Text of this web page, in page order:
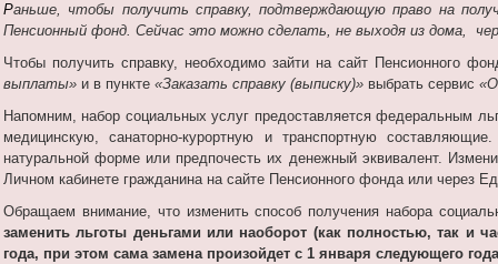
Раньше, чтобы получить справку, подтверждающую право на
Пенсионный фонд. Сейчас это можно сделать, не выходя из дома,
Чтобы получить справку, необходимо зайти на сайт Пенсионного
выплаты» и в пункте «Заказать справку (выписку)» выбрать сервис
Напомним, набор социальных услуг предоставляется федеральным
медицинскую, санаторно-курортную и транспортную
натуральной форме или предпочесть их денежный эквивалент.
Личном кабинете гражданина на сайте Пенсионного фонда или через
Обращаем внимание, что изменить способ получения набора
заменить льготы деньгами или наоборот (как полностью, так и
года, при этом сама замена произойдет с 1 января следующего